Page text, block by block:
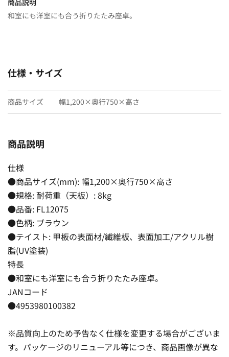
和室にも洋室にも合う折りたたみ座卓。
仕様・サイズ
商品サイズ 幅1,200×奥行750×高さ
商品説明
仕様
●商品サイズ(mm): 幅1,200×奥行750×高さ
●規格: 耐荷重（天板）: 8kg
●品番: FL12075
●色柄: ブラウン
●テイスト: 甲板の表面材/繊維板、表面加工/アクリル樹
脂(UV塗装)
特長
●和室にも洋室にも合う折りたたみ座卓。
JANコード
●4953980100382
※品質向上のため予告なく仕様を変更する場合がございま
す。パッケージのリニューアル等につき、商品画像が異な